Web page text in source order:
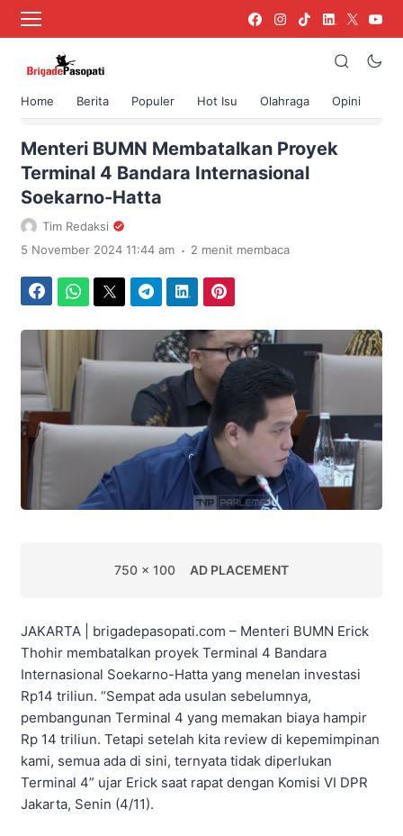
Home Berita Populer Hot Isu Olahraga Opini
›
Menteri BUMN Membatalkan Proyek
Terminal 4 Bandara Internasional
Soekarno-Hatta
Tim Redaksi
5 November 2024 11:44 am . 2 menit membaca
750 x 100 AD PLACEMENT
JAKARTA | brigadepasopati.com – Menteri BUMN Erick
Thohir membatalkan proyek Terminal 4 Bandara
Internasional Soekarno-Hatta yang menelan investasi
Rp14 triliun. “Sempat ada usulan sebelumnya,
pembangunan Terminal 4 yang memakan biaya hampir
Rp 14 triliun. Tetapi setelah kita review di kepemimpinan
kami, semua ada di sini, ternyata tidak diperlukan
Terminal 4” ujar Erick saat rapat dengan Komisi VI DPR
Jakarta, Senin (4/11).